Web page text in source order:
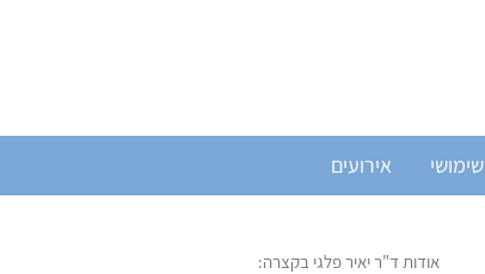
שימושי אירועים
אודות ד"ר יאיר פלגי בקצרה: